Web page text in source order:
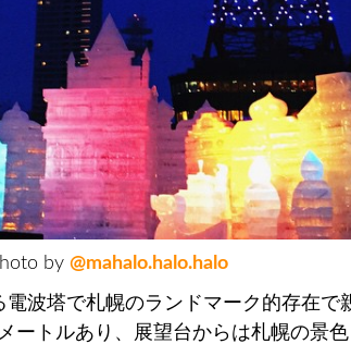
by @mahalo.halo.halo
波塔で札幌のランドマーク的存在で
ートルあり、展望台からは札幌の景